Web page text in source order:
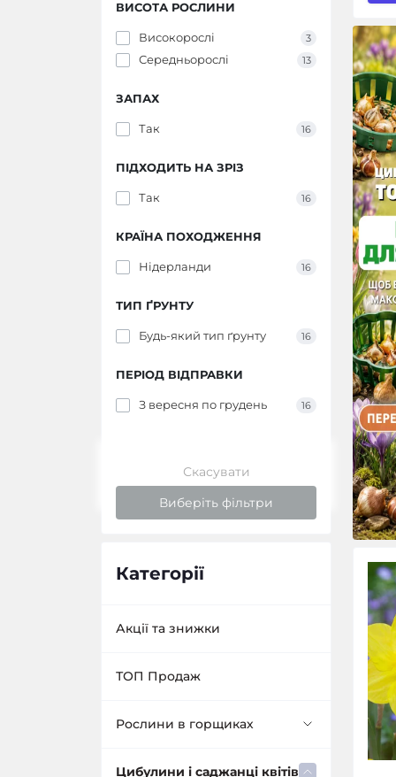
ВИСОТА РОСЛИНИ
Високорослі 3
Середньорослі 13
ЗАПАХ
Так 16
ПІДХОДИТЬ НА ЗРІЗ
Так 16
КРАЇНА ПОХОДЖЕННЯ
Нідерланди 16
ТИП ҐРУНТУ
Будь-який тип ґрунту 16
ПЕРІОД ВІДПРАВКИ
З вересня по грудень 16
Скасувати
Виберіть фільтри
Категорії
Акції та знижки
ТОП Продаж
Рослини в горщиках
Багаторічники в
Цибулини і саджанці квітів